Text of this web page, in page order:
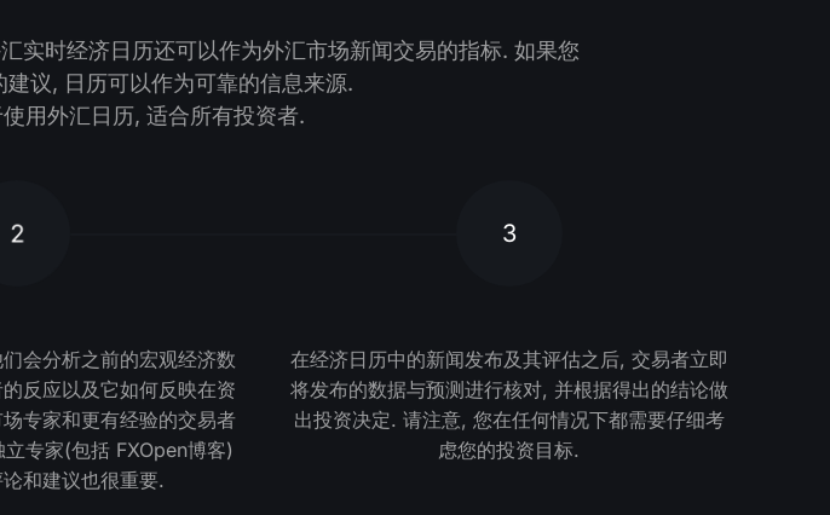
实时经济日历还可以作为外汇市场新闻交易的指标. 如果您
议, 日历可以作为可靠的信息来源.
用外汇日历, 适合所有投资者.
2
会分析之前的宏观经济数
反应以及它如何反映在资
专家和更有经验的交易者
专家(包括 FXOpen博客)
和建议也很重要.
3
在经济日历中的新闻发布及其评估之后, 交易者立即
将发布的数据与预测进行核对, 并根据得出的结论做
出投资决定. 请注意, 您在任何情况下都需要仔细考
虑您的投资目标.